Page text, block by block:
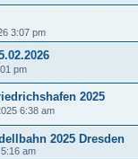
3:07 pm
pm
2025
6:38 am
2025 Dresden
am